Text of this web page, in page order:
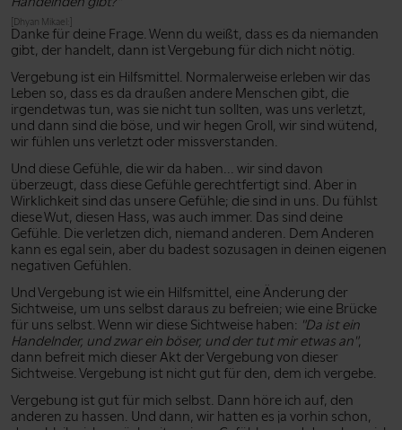
[Dhyan Mikael:]
Danke für deine Frage. Wenn du weißt, dass es da niemanden
gibt, der handelt, dann ist Vergebung für dich nicht nötig.
Vergebung ist ein Hilfsmittel. Normalerweise erleben wir das
Leben so, dass es da draußen andere Menschen gibt, die
irgendetwas tun, was sie nicht tun sollten, was uns verletzt,
und dann sind die böse, und wir hegen Groll, wir sind wütend,
wir fühlen uns verletzt oder missverstanden.
Und diese Gefühle, die wir da haben... wir sind davon
überzeugt, dass diese Gefühle gerechtfertigt sind. Aber in
Wirklichkeit sind das unsere Gefühle; die sind in uns. Du fühlst
diese Wut, diesen Hass, was auch immer. Das sind deine
Gefühle. Die verletzen dich, niemand anderen. Dem Anderen
kann es egal sein, aber du badest sozusagen in deinen eigenen
negativen Gefühlen.
Und Vergebung ist wie ein Hilfsmittel, eine Änderung der
Sichtweise, um uns selbst daraus zu befreien; wie eine Brücke
für uns selbst. Wenn wir diese Sichtweise haben: "Da ist ein
Handelnder, und zwar ein böser, und der tut mir etwas an",
dann befreit mich dieser Akt der Vergebung von dieser
Sichtweise. Vergebung ist nicht gut für den, dem ich vergebe.
Vergebung ist gut für mich selbst. Dann höre ich auf, den
anderen zu hassen. Und dann, wir hatten es ja vorhin schon,